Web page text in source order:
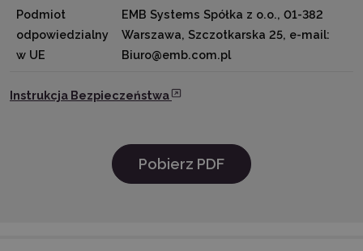
Podmiot
odpowiedzialny
w UE
EMB Systems Spółka z o.o., 01-382
Warszawa, Szczotkarska 25, e-mail:
Biuro@emb.com.pl
Instrukcja Bezpieczeństwa
Pobierz PDF